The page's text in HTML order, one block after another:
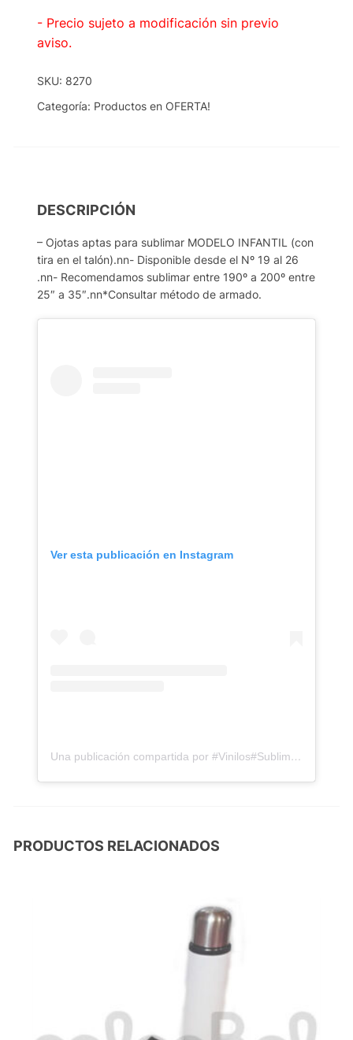
- Precio sujeto a modificación sin previo
aviso.
SKU: 8270
Categoría: Productos en OFERTA!
DESCRIPCIÓN
– Ojotas aptas para sublimar MODELO INFANTIL (con
tira en el talón).nn- Disponible desde el Nº 19 al 26
.nn- Recomendamos sublimar entre 190º a 200º entre
25″ a 35″.nn*Consultar método de armado.
Ver esta publicación en Instagram
Una publicación compartida por #Vinilos#Sublimacion#Mendoza
PRODUCTOS RELACIONADOS